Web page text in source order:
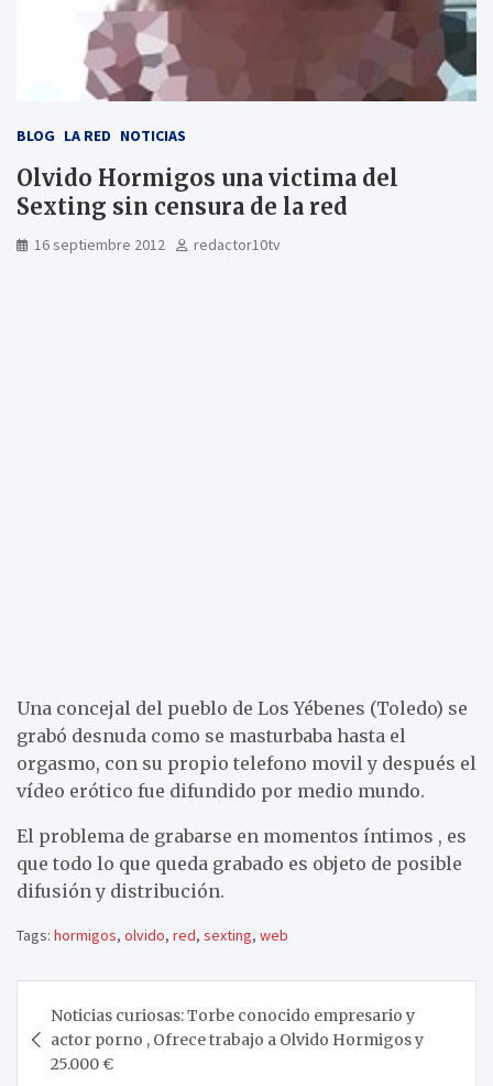
BLOG LA RED NOTICIAS
Olvido Hormigos una victima del
Sexting sin censura de la red
16 septiembre 2012 redactor10tv
Una concejal del pueblo de Los Yébenes (Toledo) se
grabó desnuda como se masturbaba hasta el
orgasmo, con su propio telefono movil y después el
vídeo erótico fue difundido por medio mundo.
El problema de grabarse en momentos íntimos , es
que todo lo que queda grabado es objeto de posible
difusión y distribución.
Tags: hormigos, olvido, red, sexting, web
de
entradas
Noticias curiosas: Torbe conocido empresario y
actor porno , Ofrece trabajo a Olvido Hormigos y
25.000 €